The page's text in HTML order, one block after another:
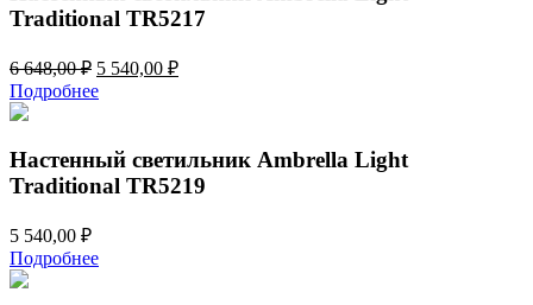
Traditional TR5217
6 648,00₽ Первоначальная
цена
составляла
648,00 ₽.
5 540,00 ₽Текущая
Подробнее
Настенный светильник Ambrella Light
Traditional TR5219
5 540,00 ₽
Подробнее